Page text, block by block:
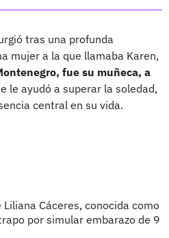
tras una profunda
mujer a la que llamaba Karen,
fue su muñeca, a
le ayudó a superar la soledad,
central en su vida.
Liliana Cáceres, conocida como
por simular embarazo de 9